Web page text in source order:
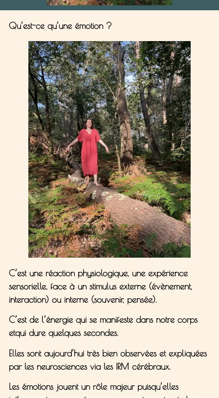
Qu’est-ce qu’une émotion ?
C’est une réaction physiologique, une expérience
sensorielle, face à un stimulus externe (évènement,
interaction) ou interne (souvenir, pensée).
C’est de l’énergie qui se manifeste dans notre corps
etqui dure quelques secondes.
Elles sont aujourd’hui très bien observées et expliquées
par les neurosciences via les IRM cérébraux.
Les émotions jouent un rôle majeur puisqu’elles